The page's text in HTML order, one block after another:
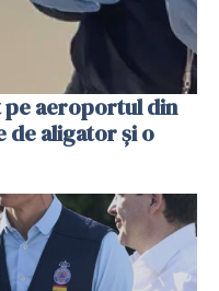
aeroportul din
de aligator și o